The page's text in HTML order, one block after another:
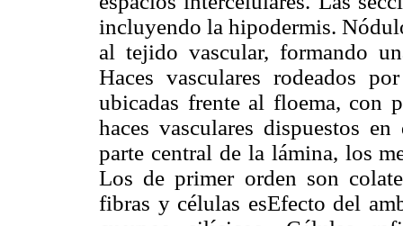
incluyendo la hipodermis.
al tejido vascular, formando
Haces vasculares rodeados
ubicadas frente al floema, con
haces vasculares dispuestos
parte central de la lámina, los
Los de primer orden son
fibras y células esEfecto del